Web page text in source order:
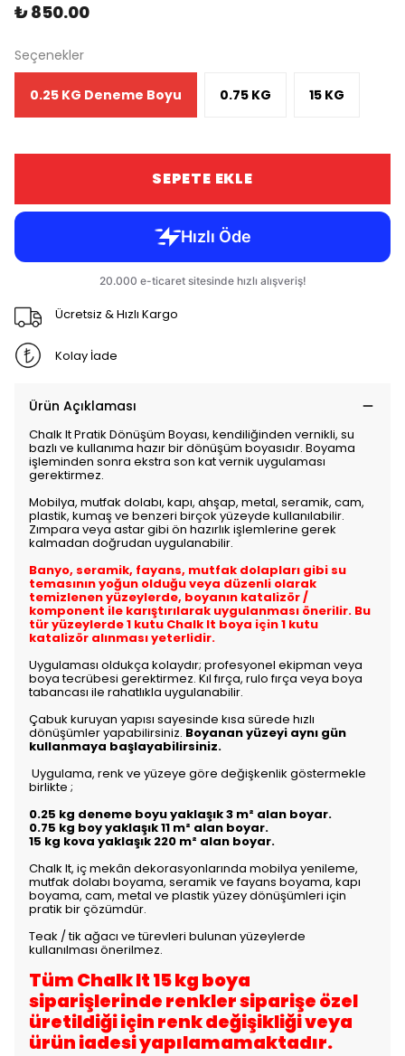
₺ 850.00
Seçenekler
0.25 KG Deneme Boyu 0.75 KG 15 KG
SEPETE EKLE
Ücretsiz & Hızlı Kargo
Kolay İade
Ürün Açıklaması
Chalk It Pratik Dönüşüm Boyası, kendiliğinden vernikli, su
bazlı ve kullanıma hazır bir dönüşüm boyasıdır. Boyama
işleminden sonra ekstra son kat vernik uygulaması
gerektirmez.
Mobilya, mutfak dolabı, kapı, ahşap, metal, seramik, cam,
plastik, kumaş ve benzeri birçok yüzeyde kullanılabilir.
Zımpara veya astar gibi ön hazırlık işlemlerine gerek
kalmadan doğrudan uygulanabilir.
Banyo, seramik, fayans, mutfak dolapları gibi su
temasının yoğun olduğu veya düzenli olarak
temizlenen yüzeylerde, boyanın katalizör /
komponent ile karıştırılarak uygulanması önerilir. Bu
tür yüzeylerde 1 kutu Chalk It boya için 1 kutu
katalizör alınması yeterlidir.
Uygulaması oldukça kolaydır; profesyonel ekipman veya
boya tecrübesi gerektirmez. Kıl fırça, rulo fırça veya boya
tabancası ile rahatlıkla uygulanabilir.
Çabuk kuruyan yapısı sayesinde kısa sürede hızlı
dönüşümler yapabilirsiniz. Boyanan yüzeyi aynı gün
kullanmaya başlayabilirsiniz.
Uygulama, renk ve yüzeye göre değişkenlik göstermekle
birlikte ;
0.25 kg deneme boyu yaklaşık 3 m² alan boyar.
0.75 kg boy yaklaşık 11 m² alan boyar.
15 kg kova yaklaşık 220 m² alan boyar.
Chalk It, iç mekân dekorasyonlarında mobilya yenileme,
mutfak dolabı boyama, seramik ve fayans boyama, kapı
boyama, cam, metal ve plastik yüzey dönüşümleri için
pratik bir çözümdür.
Teak / tik ağacı ve türevleri bulunan yüzeylerde
kullanılması önerilmez.
Tüm Chalk It 15 kg boya
siparişlerinde renkler siparişe özel
üretildiği için renk değişikliği veya
ürün iadesi yapılamamaktadır.